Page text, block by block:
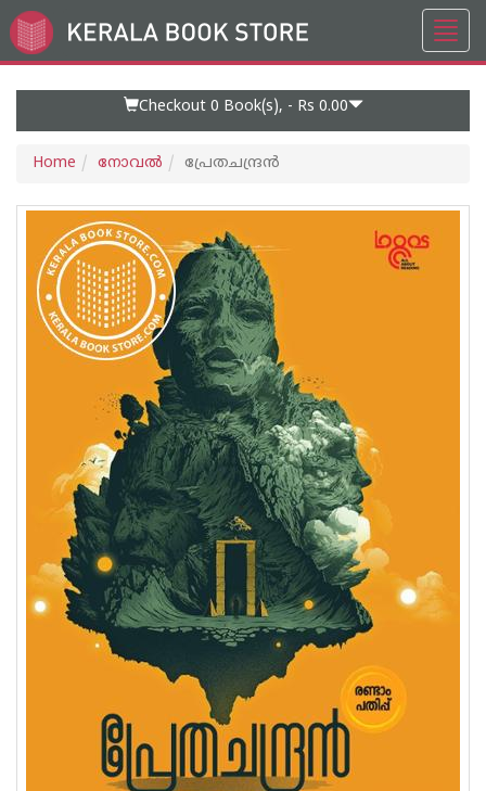
Go
to
Checkout 0 Book(s), - Rs 0.00
Home നോവല്‍ പ്രേതചന്ദ്രൻ